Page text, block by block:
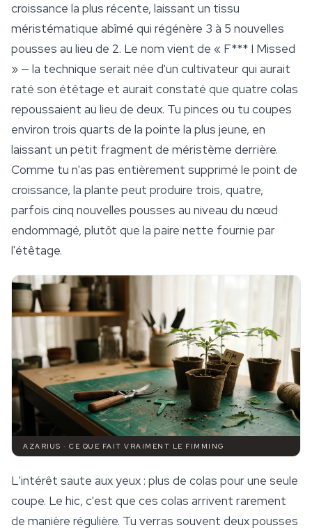
croissance la plus récente, laissant un tissu
méristématique abîmé qui régénère 3 à 5 nouvelles
pousses au lieu de 2. Le nom vient de « F*** I Missed
» — la technique serait née d'un cultivateur qui aurait
raté son étêtage et aurait constaté que quatre colas
repoussaient au lieu de deux. Tu pinces ou tu coupes
environ trois quarts de la pointe la plus jeune, en
laissant un petit fragment de méristème derrière.
Comme tu n'as pas entièrement supprimé le point de
croissance, la plante peut produire trois, quatre,
parfois cinq nouvelles pousses au niveau du nœud
endommagé, plutôt que la paire nette fournie par
l'étêtage.
AZARIUS · CE QUE FAIT VRAIMENT LE FIMMING
L'intérêt saute aux yeux : plus de colas pour une seule
coupe. Le hic, c'est que ces colas arrivent rarement
de manière régulière. Tu verras souvent deux pousses